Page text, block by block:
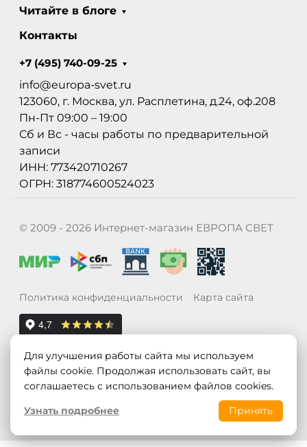
Читайте в блоге
Контакты
+7 (495) 740-09-25
info@europa-svet.ru
123060, г. Москва, ул. Расплетина, д.24, оф.208
Пн-Пт 09:00 – 19:00
Сб и Вс - часы работы по предварительной
записи
ИНН: 773420710267
ОГРН: 318774600524023
© 2009 - 2026 Интернет-магазин ЕВРОПА СВЕТ
Политика конфиденциальности Карта сайта
Для улучшения работы сайта мы используем
файлы cookie. Продолжая использовать сайт, вы
соглашаетесь с использованием файлов cookies.
Узнать подробнее
Принять